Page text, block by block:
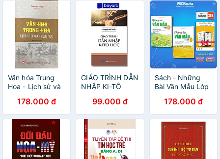
Văn hóa Trung
Hoa - Lịch sử và
178.000 đ
GIÁO TRÌNH DẪN
NHẬP KI-TÔ
99.000 đ
Sách - Những
Bài Văn Mẫu Lớp
- MCBooks
178.000 đ